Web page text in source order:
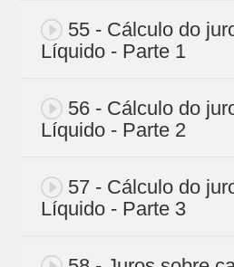
55 - Cálculo do
Líquido - Parte 1
56 - Cálculo do
Líquido - Parte 2
57 - Cálculo do
Líquido - Parte 3